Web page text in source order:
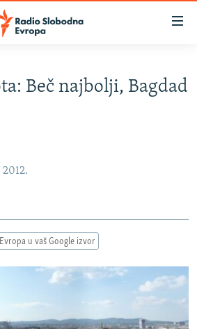
Beč najbolji, Bagdad
u vaš Google izvor